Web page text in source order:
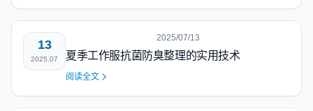
13
2025.07
2025/07/13
夏季工作服抗菌防臭整理的实用技术
阅读全文